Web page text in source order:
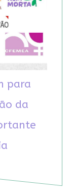
para
da